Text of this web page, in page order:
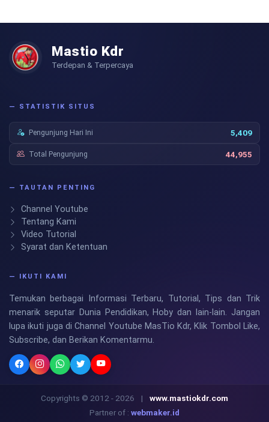
Mastio Kdr
Terdepan & Terpercaya
— STATISTIK SITUS
Pengunjung Hari Ini 5,409
Total Pengunjung 44,955
— TAUTAN PENTING
Channel Youtube
Tentang Kami
Video Tutorial
Syarat dan Ketentuan
— IKUTI KAMI
Temukan berbagai Informasi Terbaru, Tutorial, Tips dan Trik
menarik seputar Dunia Pendidikan, Hoby dan lain-lain. Jangan
lupa ikuti juga di Channel Youtube MasTio Kdr, Klik Tombol Like,
Subscribe, dan Berikan Komentarmu.
Copyrights © 2012 - 2026 |
www.mastiokdr.com
Partner of : webmaker.id